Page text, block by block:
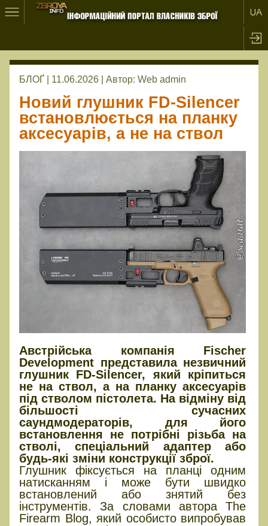
БЛОҐ | 11.06.2026 | Автор: Web admin
Новий глушник FD-Silencer
встановлюється на планку
аксесуарів, а не на ствол
Австрійська компанія Fischer
Development представила незвичний
глушник FD-Silencer, який кріпиться
не на ствол, а на планку аксесуарів
під стволом пістолета. На відміну від
більшості сучасних
саундмодераторів, для його
встановлення не потрібні різьба на
стволі, спеціальний адаптер або
будь-які зміни конструкції зброї.
Глушник фіксується на планці одним
натисканням і може бути швидко
встановлений або знятий без
інструментів. За словами автора The
Firearm Blog, який особисто випробував